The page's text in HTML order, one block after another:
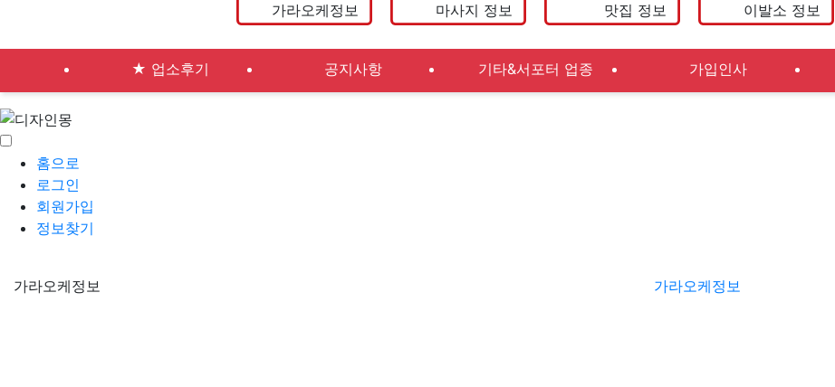
가라오케정보 마사지 정보 맛집 정보 이발소 정보
★ 업소후기 공지사항 기타&서포터 업종 가입인사
홈으로
로그인
회원가입
정보찾기
가라오케정보 가라오케정보